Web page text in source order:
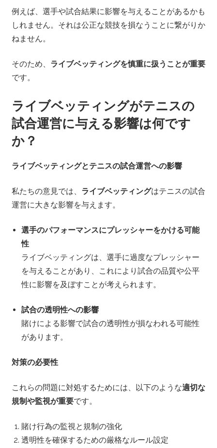
例えば、選手や試合結果に影響を与えることがあるかも
しれません。それは公正な競技を損なうことに繋がりか
ねません。
そのため、 ライブベッティングを慎重に扱うことが重要
です。
ライブベッティングがテニスの
試合運営に与える影響は何です
か？
ライブベッティングとテニスの試合運営への影響
私たちの意見では、 ライブベッティングはテニスの試合
運営に大きな影響を与えます。
選手のパフォーマンスにプレッシャーをかける可能
性
ライブベッティングは、選手に過度なプレッシャー
を与えることがあり、これにより試合の品質や公平
性に影響を及ぼすことが考えられます。
試合の透明性への影響
賭けによる影響で試合の透明性が損なわれる可能性
があります。
対策の必要性
これらの問題に対処するためには、以下のような適切な
規制や監視が重要です。
賭け行為の監視と規制の強化
透明性を確保するための厳格なルール設定